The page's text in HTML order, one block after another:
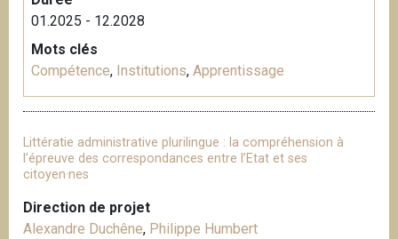
01.2025 - 12.2028
Mots clés
Compétence, Institutions, Apprentissage
Littératie administrative plurilingue : la compréhension à
l’épreuve des correspondances entre l’Etat et ses
citoyen·nes
Direction de projet
Alexandre Duchêne, Philippe Humbert